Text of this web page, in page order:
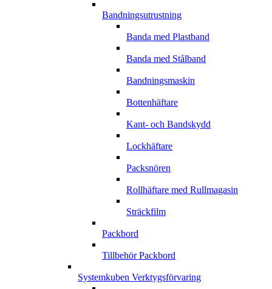
Bandningsutrustning
Banda med Plastband
Banda med Stålband
Bandningsmaskin
Bottenhäftare
Kant- och Bandskydd
Lockhäftare
Packsnören
Rollhäftare med Rullmagasin
Sträckfilm
Packbord
Tillbehör Packbord
Systemkuben Verktygsförvaring